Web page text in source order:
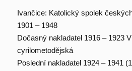
Ivančice: Katolický spolek
1901 – 1948
Dočasný nakladatel 1916 – 1923
cyrilometodějská
Poslední nakladatel 1924 – 1941